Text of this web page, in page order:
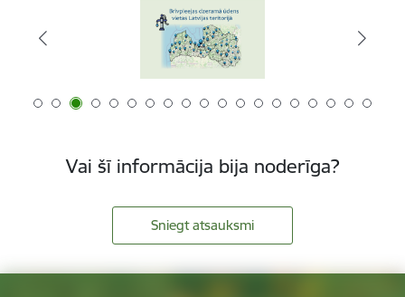
Vai šī informācija bija noderīga?
Sniegt atsauksmi